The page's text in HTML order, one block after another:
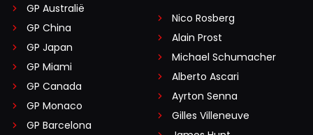
GP Australië
GP China
GP Japan
GP Miami
GP Canada
GP Monaco
GP Barcelona
Nico Rosberg
Alain Prost
Michael Schumacher
Alberto Ascari
Ayrton Senna
Gilles Villeneuve